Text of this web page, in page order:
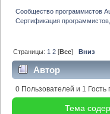
Сообщество программистов
Сертификация
Страницы: 1 2 [Все]Вниз
Автор
под продукты
0 Пользователей и 1 Гость
Тема